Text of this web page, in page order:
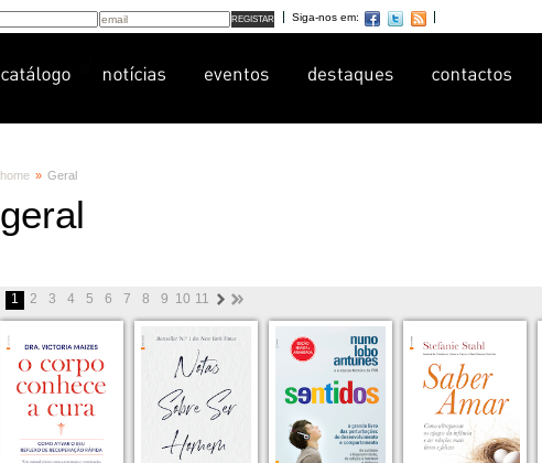
Siga-nos em:
home » Geral
geral
1 2 3 4 5 6 7 8 9 10 11